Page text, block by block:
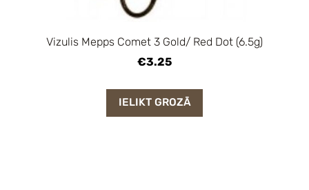
Vizulis Mepps Comet 3 Gold/ Red Dot (6.5g)
€3.25
IELIKT GROZĀ